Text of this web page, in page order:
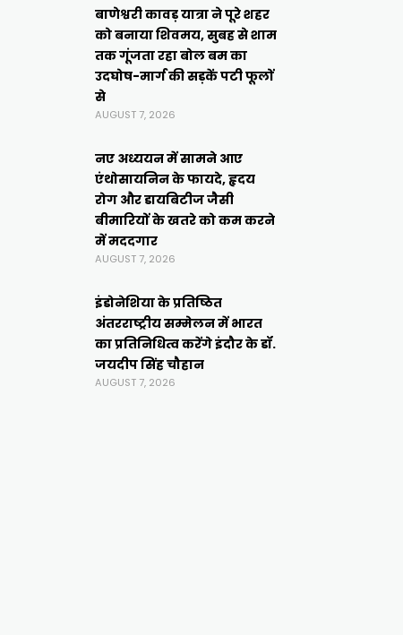
बाणेश्वरी कावड़ यात्रा ने पूरे शहर
को बनाया शिवमय, सुबह से शाम
तक गूंजता रहा बोल बम का
उदघोष-मार्ग की सड़कें पटी फूलों
से
AUGUST 7, 2026
नए अध्ययन में सामने आए
एंथोसायनिन के फायदे, हृदय
रोग और डायबिटीज जैसी
बीमारियों के खतरे को कम करने
में मददगार
AUGUST 7, 2026
इंडोनेशिया के प्रतिष्ठित
अंतरराष्ट्रीय सम्मेलन में भारत
का प्रतिनिधित्व करेंगे इंदौर के डॉ.
जयदीप सिंह चौहान
AUGUST 7, 2026